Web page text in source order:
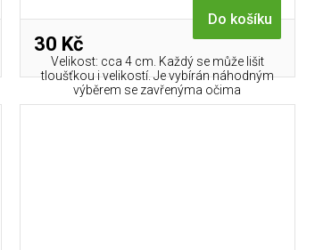
30 Kč
Do košíku
Velikost: cca 4 cm. Každý se může lišit
tloušťkou i velikostí. Je vybírán náhodným
výběrem se zavřenýma očima